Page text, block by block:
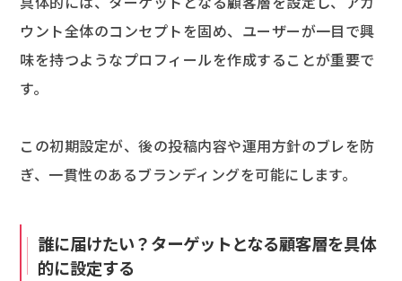
ウント全体のコンセプトを固め、ユーザーが一目で興
味を持つようなプロフィールを作成することが重要で
す。
この初期設定が、後の投稿内容や運用方針のブレを防
ぎ、一貫性のあるブランディングを可能にします。
誰に届けたい？ターゲットとなる顧客層を具体
的に設定する